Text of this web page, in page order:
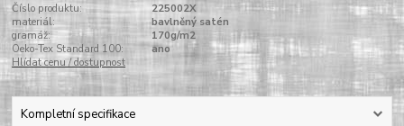
Číslo produktu:
225002X
materiál:
bavlněný satén
gramáž:
170g/m2
Oeko-Tex Standard 100:
ano
Hlídat cenu / dostupnost
Kompletní specifikace